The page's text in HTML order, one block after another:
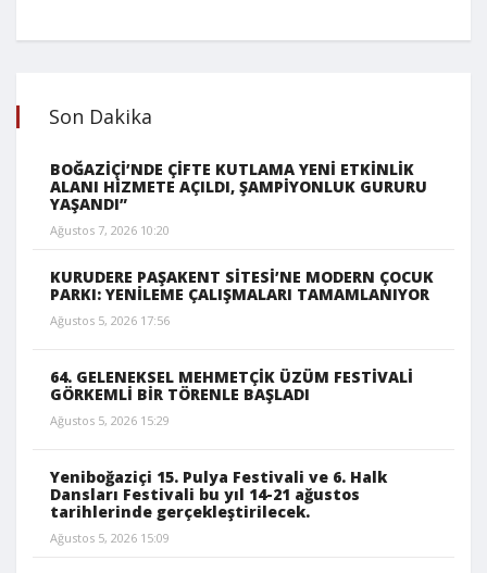
Son Dakika
BOĞAZİÇİ’NDE ÇİFTE KUTLAMA YENİ ETKİNLİK
ALANI HİZMETE AÇILDI, ŞAMPİYONLUK GURURU
YAŞANDI”
Ağustos 7, 2026 10:20
KURUDERE PAŞAKENT SİTESİ’NE MODERN ÇOCUK
PARKI: YENİLEME ÇALIŞMALARI TAMAMLANIYOR
Ağustos 5, 2026 17:56
64. GELENEKSEL MEHMETÇİK ÜZÜM FESTİVALİ
GÖRKEMLİ BİR TÖRENLE BAŞLADI
Ağustos 5, 2026 15:29
Yeniboğaziçi 15. Pulya Festivali ve 6. Halk
Dansları Festivali bu yıl 14-21 ağustos
tarihlerinde gerçekleştirilecek.
Ağustos 5, 2026 15:09